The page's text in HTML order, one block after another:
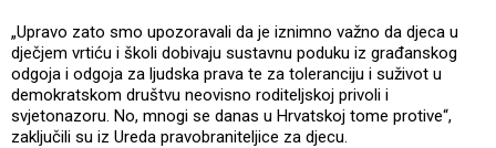
„Upravo zato smo upozoravali da je iznimno važno da djeca u
dječjem vrtiću i školi dobivaju sustavnu poduku iz građanskog
odgoja i odgoja za ljudska prava te za toleranciju i suživot u
demokratskom društvu neovisno roditeljskoj privoli i
svjetonazoru. No, mnogi se danas u Hrvatskoj tome protive“,
zaključili su iz Ureda pravobraniteljice za djecu.